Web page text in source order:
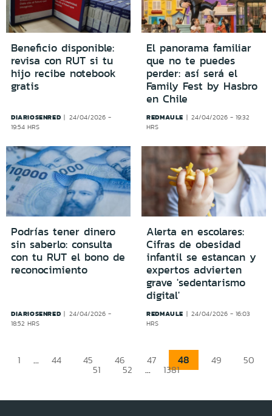
Beneficio disponible:
revisa con RUT si tu
hijo recibe notebook
gratis
DIARIOSENRED
24/04/2026 -
19:54 HRS
El panorama familiar
que no te puedes
perder: así será el
Family Fest by Hasbro
en Chile
REDMAULE
24/04/2026 - 19:32
HRS
Podrías tener dinero
sin saberlo: consulta
con tu RUT el bono de
reconocimiento
DIARIOSENRED
24/04/2026 -
18:52 HRS
Alerta en escolares:
Cifras de obesidad
infantil se estancan y
expertos advierten
grave 'sedentarismo
digital'
REDMAULE
24/04/2026 - 16:03
HRS
1 ... 44 45 46 47 48 49 50
51 52 ... 1381